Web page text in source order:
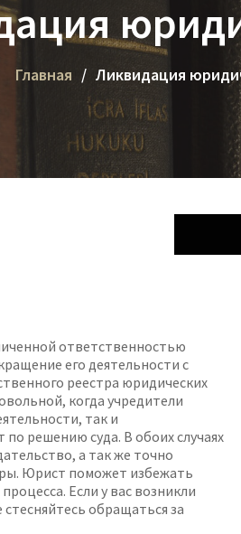
Главная Ликвидация
ответственностью
его деятельности с
реестра юридических
когда учредители
так и
решению суда. В обоих случаях
а так же точно
Юрист поможет избежать
Если у вас возникли
обращаться за